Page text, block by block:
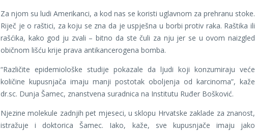
Za njom su ludi Amerikanci, a kod nas se koristi uglavnom za prehranu stoke.
Riječ je o raštici, za koju se zna da je uspješna u borbi protiv raka. Raštika ili
rašćika, kako god ju zvali – bitno da ste čuli za nju jer se u ovom naizgled
običnom lišću krije prava antikancerogena bomba.
“Različite epidemiološke studije pokazale da ljudi koji konzumiraju veće
količine kupusnjača imaju manji postotak oboljenja od karcinoma”, kaže
dr.sc. Dunja Šamec, znanstvena suradnica na Institutu Ruđer Bošković.
Njezine molekule zadnjih pet mjeseci, u sklopu Hrvatske zaklade za znanost,
istražuje i doktorica Šamec. Iako, kaže, sve kupusnjače imaju jako